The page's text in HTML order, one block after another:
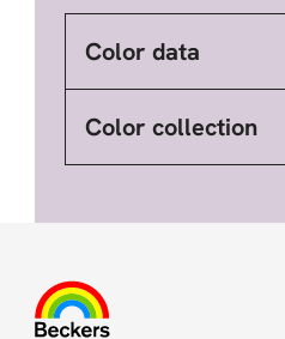
Color data
Color collection